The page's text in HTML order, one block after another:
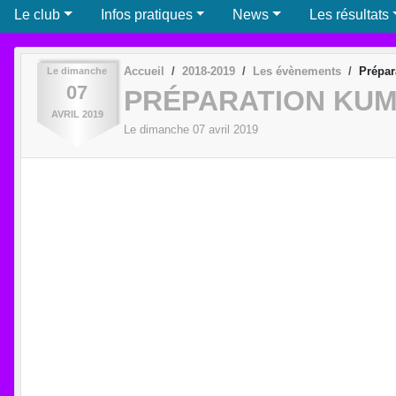
Le club Infos pratiques News Les résultats
Le dimanche
07
AVRIL 2019
Accueil 2018-2019 Les évènements
PRÉPARATION
Le dimanche 07 avril 2019